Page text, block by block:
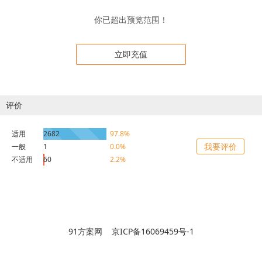
你已超出预览范围！
立即充值
评价
适用 2682
97.8%
一般
1
0.0%
不适用
60 2.2%
我要评价
91方案网 京ICP备16069459号-1